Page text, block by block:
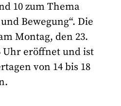
10 zum Thema
Bewegung“. Die
Montag, den 23.
Uhr eröffnet und ist
von 14 bis 18